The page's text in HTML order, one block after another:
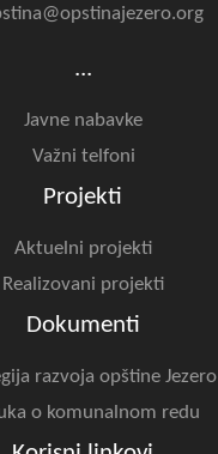
...
Javne nabavke
Važni telfoni
Projekti
Aktuelni projekti
Realizovani projekti
Dokumenti
razvoja opštine Jezero
o komunalnom redu